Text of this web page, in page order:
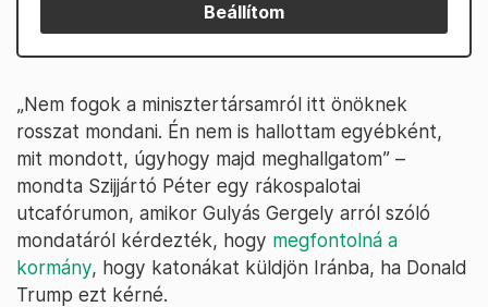
Beállítom
„Nem fogok a minisztertársamról itt önöknek
rosszat mondani. Én nem is hallottam egyébként,
mit mondott, úgyhogy majd meghallgatom” –
mondta Szijjártó Péter egy rákospalotai
utcafórumon, amikor Gulyás Gergely arról szóló
mondatáról kérdezték, hogy megfontolná a
kormány, hogy katonákat küldjön Iránba, ha Donald
Trump ezt kérné.